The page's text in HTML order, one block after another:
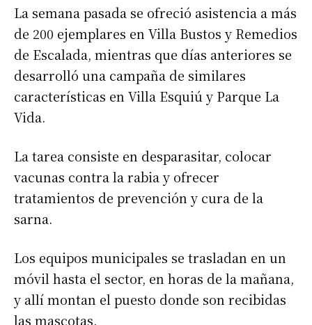
La semana pasada se ofreció asistencia a más
de 200 ejemplares en Villa Bustos y Remedios
de Escalada, mientras que días anteriores se
desarrolló una campaña de similares
características en Villa Esquiú y Parque La
Vida.
La tarea consiste en desparasitar, colocar
vacunas contra la rabia y ofrecer
tratamientos de prevención y cura de la
sarna.
Los equipos municipales se trasladan en un
móvil hasta el sector, en horas de la mañana,
y allí montan el puesto donde son recibidas
las mascotas.